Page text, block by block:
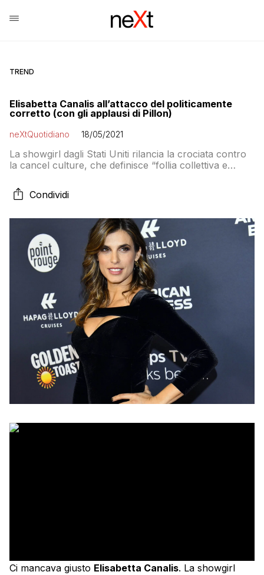
TREND
Elisabetta Canalis all’attacco del politicamente
corretto (con gli applausi di Pillon)
neXtQuotidiano 18/05/2021
La showgirl dagli Stati Uniti rilancia la crociata contro
la cancel culture, che definisce “follia collettiva e
intellettuale di riferimento dei leghisti
Condividi
Ci mancava giusto Elisabetta Canalis. La showgirl